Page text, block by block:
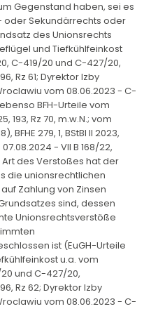
Gegenstand haben, sei es
oder Sekundärrechts oder
des Unionsrechts
und Tiefkühlfeinkost
C-419/20 und C-427/20,
Rz 61; Dyrektor Izby
vom 08.06.2023 - C-
BFH-Urteile vom
193, Rz 70, m.w.N.; vom
BFHE 279, 1, BStBl II 2023,
- VII B 168/22,
Art des Verstoßes hat der
die unionsrechtlichen
Zahlung von Zinsen
sind, dessen
Unionsrechtsverstöße
ist (EuGH-Urteile
u.a. vom
und C-427/20,
Rz 62; Dyrektor Izby
vom 08.06.2023 - C-